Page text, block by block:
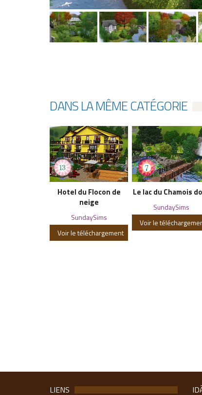
DANS LA MÊME CATÉGORIE
Hotel du Flocon de
neige
SundaySims
Voir le téléchargement
Le lac du Chamois
SundaySims
Voir le
LIENS